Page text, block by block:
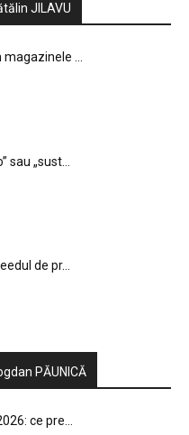
JILAVU
...
sau „sust...
de pr...
PĂUNICĂ
ce pre...